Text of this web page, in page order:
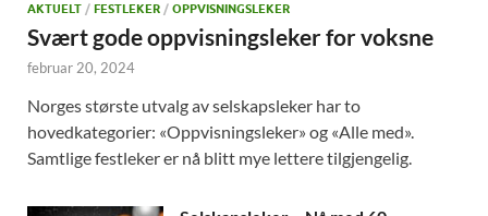
AKTUELT / FESTLEKER / OPPVISNINGSLEKER
Svært gode oppvisningsleker for voksne
februar 20, 2024
Norges største utvalg av selskapsleker har to
hovedkategorier: «Oppvisningsleker» og «Alle med».
Samtlige festleker er nå blitt mye lettere tilgjengelig.